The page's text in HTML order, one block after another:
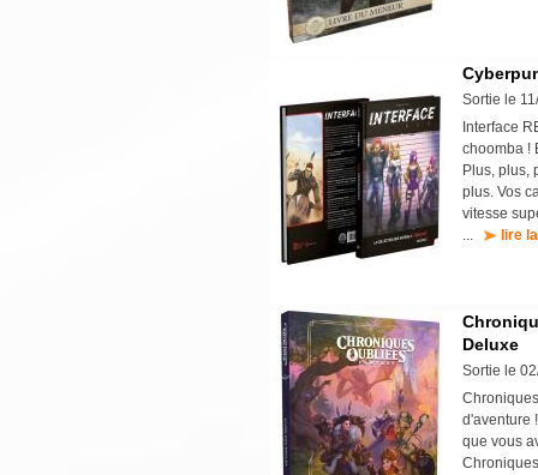
Sortie le
Interface
choomba !
Plus, plus,
plus. Vos
vitesse
...
lire
Deluxe
Sortie le
d'aventure
que vous